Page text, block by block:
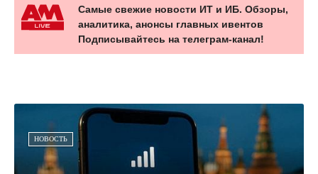
Самые свежие новости ИТ и ИБ. Обзоры,
аналитика, анонсы главных ивентов
Подписывайтесь на телеграм-канал!
НОВОСТЬ